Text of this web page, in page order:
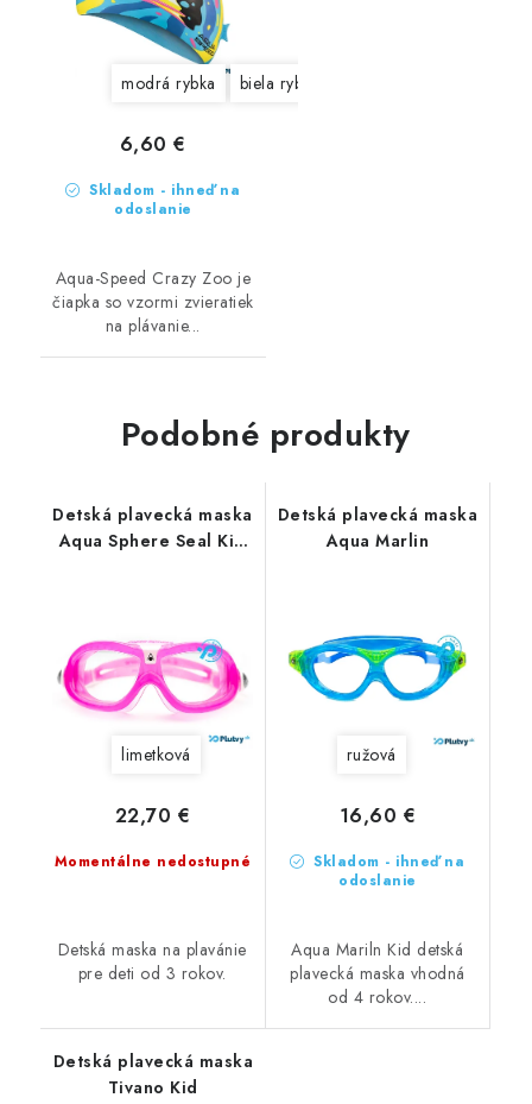
modrá rybka biela rybka
Skladom - ihneď na
odoslanie
6,60 €
Aqua-Speed Crazy Zoo je
čiapka so vzormi zvieratiek
na plávanie...
Podobné produkty
Detská plavecká maska
Aqua Sphere Seal Kid
limetková
Momentálne nedostupné
22,70 €
Detská maska na plavánie
pre deti od 3 rokov.
Detská plavecká maska
Aqua Marlin
ružová
Skladom - ihneď na
odoslanie
16,60 €
Aqua Mariln Kid detská
plavecká maska vhodná
od 4 rokov....
Detská plavecká maska
Tivano Kid